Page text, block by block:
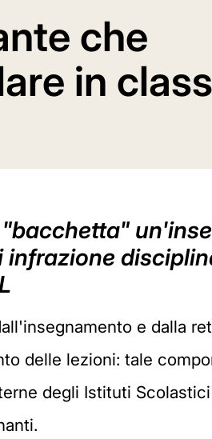
che
in
e dalla
delle lezioni: tale
degli Istituti